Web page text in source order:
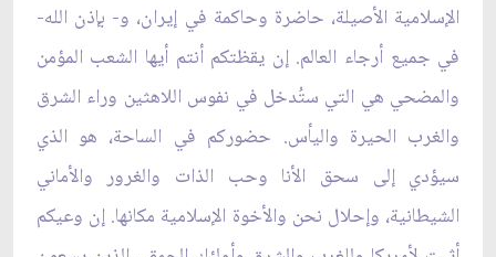
الإسلامية الأصيلة، حاضرة وحاكمة في إيران، و- بإذن الله-
في جميع أرجاء العالم. إن يقظتكم أنتم أيها الشعب المؤمن
والمضحي هي التي ستُدخل في نفوس اللاهثين وراء الشرق
والغرب الحيرة واليأس. حضوركم في الساحة، هو الذي
سيؤدي إلى سحق الأنا وحب الذات والغرور والأماني
الشيطانية، وإحلال نحن والأخوة الإسلامية مكانها. إن وعيكم